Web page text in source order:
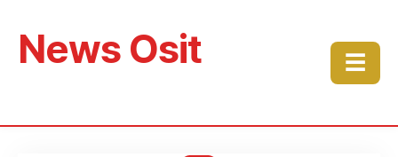
News Osit ☰